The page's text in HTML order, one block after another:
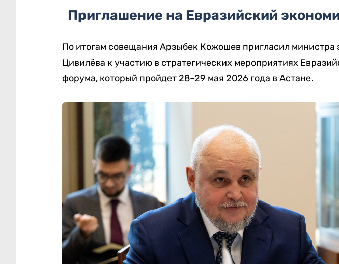
Приглашение на Евразийский
По итогам совещания Арзыбек Кожошев пригласил министра
Цивилёва к участию в стратегических мероприятиях
форума, который пройдет 28–29 мая 2026 года в Астане.